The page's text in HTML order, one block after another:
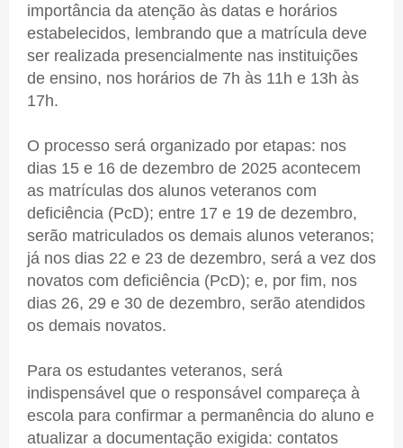
importância da atenção às datas e horários
estabelecidos, lembrando que a matrícula deve
ser realizada presencialmente nas instituições
de ensino, nos horários de 7h às 11h e 13h às
17h.
O processo será organizado por etapas: nos
dias 15 e 16 de dezembro de 2025 acontecem
as matrículas dos alunos veteranos com
deficiência (PcD); entre 17 e 19 de dezembro,
serão matriculados os demais alunos veteranos;
já nos dias 22 e 23 de dezembro, será a vez dos
novatos com deficiência (PcD); e, por fim, nos
dias 26, 29 e 30 de dezembro, serão atendidos
os demais novatos.
Para os estudantes veteranos, será
indispensável que o responsável compareça à
escola para confirmar a permanência do aluno e
atualizar a documentação exigida: contatos